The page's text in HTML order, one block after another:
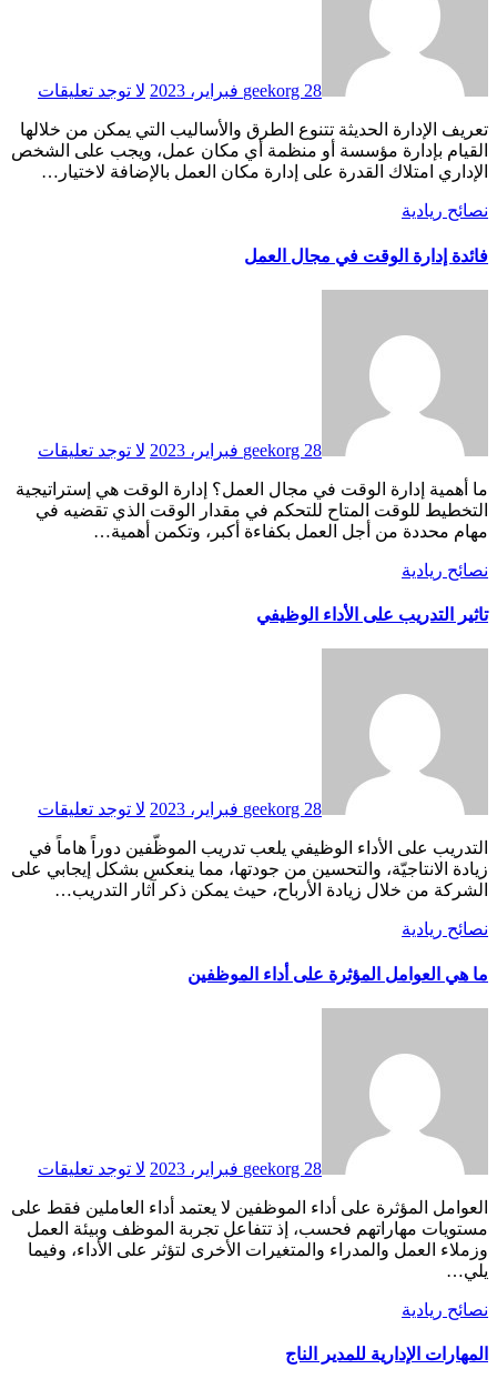
geekorg 28 فبراير، 2023 لا توجد تعليقات
تعريف الإدارة الحديثة تتنوع الطرق والأساليب التي يمكن من خلالها
القيام بإدارة مؤسسة أو منظمة أي مكان عمل، ويجب على الشخص
الإداري امتلاك القدرة على إدارة مكان العمل بالإضافة لاختيار…
نصائح ريادية
فائدة إدارة الوقت في مجال العمل
geekorg 28 فبراير، 2023 لا توجد تعليقات
ما أهمية إدارة الوقت في مجال العمل؟ إدارة الوقت هي إستراتيجية
التخطيط للوقت المتاح للتحكم في مقدار الوقت الذي تقضيه في
مهام محددة من أجل العمل بكفاءة أكبر، وتكمن أهمية…
نصائح ريادية
تاثير التدريب على الأداء الوظيفي
geekorg 28 فبراير، 2023 لا توجد تعليقات
زيادة الانتاجيّة، والتحسين من جودتها، مما ينعكس بشكل إيجابي على
الشركة من خلال زيادة الأرباح، حيث يمكن ذكر آثار التدريب…
نصائح ريادية
ما هي العوامل المؤثرة على أداء الموظفين
geekorg 28 فبراير، 2023 لا توجد تعليقات
مستويات مهاراتهم فحسب، إذ تتفاعل تجربة الموظف وبيئة العمل
وزملاء العمل والمدراء والمتغيرات الأخرى لتؤثر على الأداء، وفيما
يلي…
نصائح ريادية
المهارات الإدارية للمدير الناج